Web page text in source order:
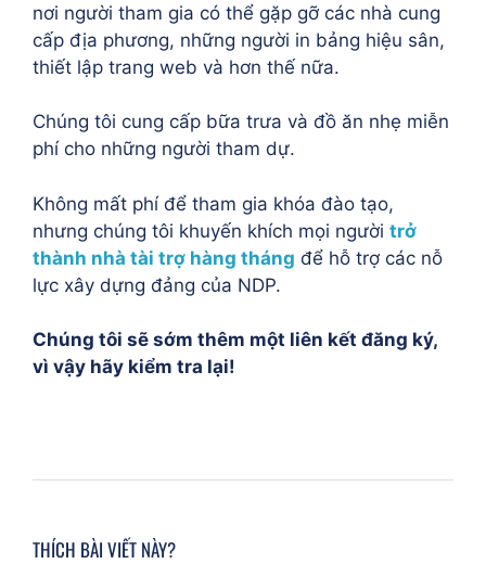
nơi người tham gia có thể gặp gỡ các nhà cung
cấp địa phương, những người in bảng hiệu sân,
thiết lập trang web và hơn thế nữa.
Chúng tôi cung cấp bữa trưa và đồ ăn nhẹ miễn
phí cho những người tham dự.
Không mất phí để tham gia khóa đào tạo,
nhưng chúng tôi khuyến khích mọi người trở
thành nhà tài trợ hàng tháng để hỗ trợ các nỗ
lực xây dựng đảng của NDP.
Chúng tôi sẽ sớm thêm một liên kết đăng ký,
vì vậy hãy kiểm tra lại!
THÍCH BÀI VIẾT NÀY?